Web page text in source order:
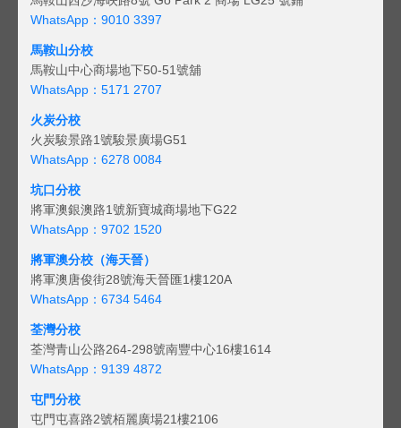
WhatsApp：9010 3397
馬鞍山分校
馬鞍山中心商場地下50-51號舖
WhatsApp：5171 2707
火炭分校
火炭駿景路1號駿景廣場G51
WhatsApp：6278 0084
坑口分校
將軍澳銀澳路1號新寶城商場地下G22
WhatsApp：9702 1520
將軍澳分校（海天晉）
將軍澳唐俊街28號海天晉匯1樓120A
WhatsApp：6734 5464
荃灣分校
荃灣青山公路264-298號南豐中心16樓1614
WhatsApp：9139 4872
屯門分校
屯門屯喜路2號栢麗廣場21樓2106